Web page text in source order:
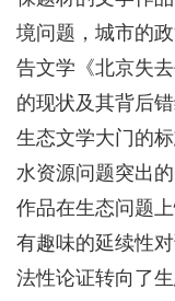
境问题，城市的
告文学《北京失
的现状及其背后
生态文学大门的
水资源问题突出
作品在生态问题
有趣味的延续性
法性论证转向了